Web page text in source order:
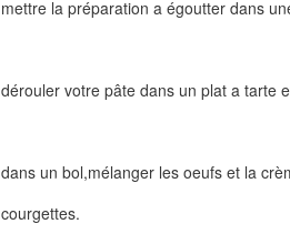
mettre la préparation a égoutter dans
dérouler votre pâte dans un plat a tarte
dans un bol,mélanger les oeufs et la
courgettes.